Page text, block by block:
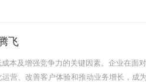
飞
本及增强竞争力的关键因素。企业在面
营、改善客户体验和推动业务增长，成